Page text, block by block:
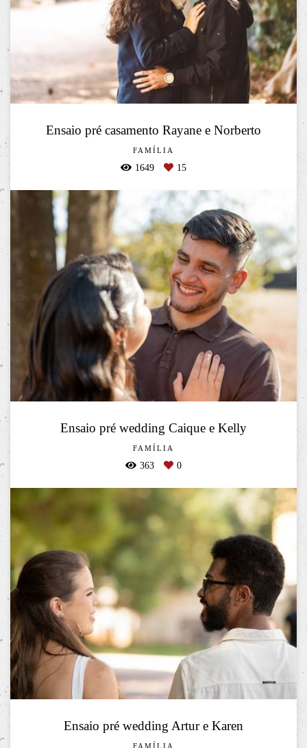
Ensaio pré casamento Rayane e Norberto
FAMÍLIA
1649 15
Ensaio pré wedding Caique e Kelly
FAMÍLIA
363 0
Ensaio pré wedding Artur e Karen
FAMÍLIA